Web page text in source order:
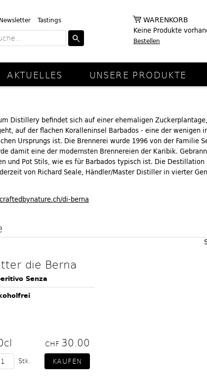
Newsletter Tastings WARENKORB
Keine Produkte
Bestellen
AKTUELLES UNSERE PRODUKTE
Distillery befindet sich auf einer ehemaligen
auf der flachen Koralleninsel Barbados - eine der wenigen
Ursprungs ist. Die Brennerei wurde 1996 von der Familie
damit eine der modernsten Brennereien der Karibik.
und Pot Stils, wie es für Barbados typisch ist. Die Destillation
von Richard Seale, Händler/Master Distiller in vierter
di-berna
die Berna
Senza
CHF 30.00
Stk.